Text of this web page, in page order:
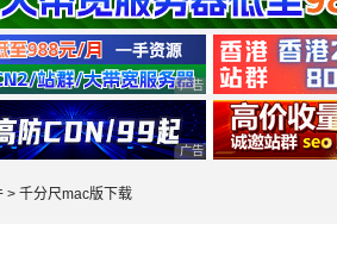
选择 广告 商业广告，理性选择
选择 广告 商业广告，理性选择
> 千分尺mac版下载